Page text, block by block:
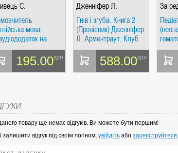
С.
мова
на
Арій
195.00грн
Дженніфер Л.
Арментраут
Гнів і згуба. Книга 2
(Провісник) Дженніфер
Л. Арментраут. Клуб
Сімейного Дозвілля
588.00грн
За
товару ще немає відгуків. Ви можете бути першим!
відгук під своїм логіном, увійдіть або зареєструйтеся.